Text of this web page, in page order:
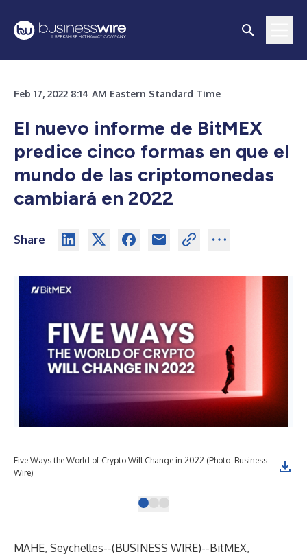
Feb 17, 2022 8:14 AM Eastern Standard Time
El nuevo informe de BitMEX
predice cinco formas en que el
mundo de las criptomonedas
cambiará en 2022
Share
Five Ways the World of Crypto Will Change in 2022 (Photo: Business
Wire)
MAHE, Seychelles--(BUSINESS WIRE)--BitMEX,